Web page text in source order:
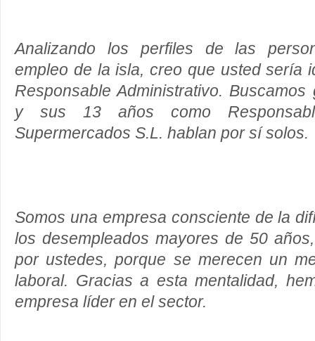
Analizando los perfiles de las
empleo de la isla, creo que usted sería
Responsable Administrativo.
y sus 13 años como
Supermercados S.L. hablan por sí solos.
Somos una empresa consciente de la
los desempleados mayores de 50
por ustedes, porque se merecen un
laboral. Gracias a esta mentalidad,
empresa líder en el sector.